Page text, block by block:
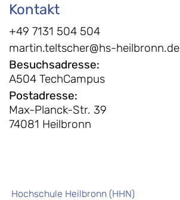
Kontakt
+49 7131 504 504
martin.teltscher@hs-heilbronn.de
Besuchsadresse:
A504 TechCampus
Postadresse:
Max-Planck-Str. 39
74081 Heilbronn
Hochschule Heilbronn (HHN)